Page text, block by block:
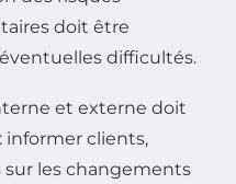
doit être
difficultés.
et externe doit
informer clients,
les changements